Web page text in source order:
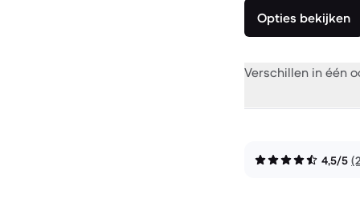
Opties bekijken
Verschillen in één
4,5/5